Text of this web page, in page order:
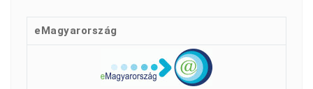
eMagyarország